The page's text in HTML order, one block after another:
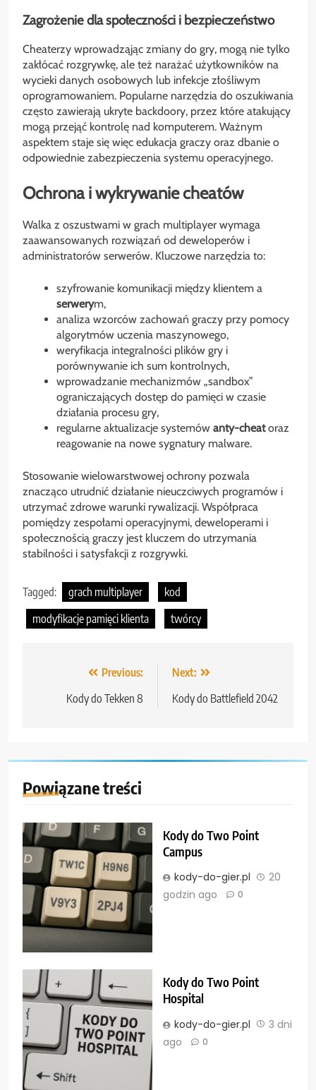
Zagrożenie dla społeczności i bezpieczeństwo
Cheaterzy wprowadząjąc zmiany do gry, mogą nie tylko
zakłócać rozgrywkę, ale też narażać użytkowników na
wycieki danych osobowych lub infekcje złośliwym
oprogramowaniem. Popularne narzędzia do oszukiwania
często zawierają ukryte backdoory, przez które atakujący
mogą przejąć kontrolę nad komputerem. Ważnym
aspektem staje się więc edukacja graczy oraz dbanie o
odpowiednie zabezpieczenia systemu operacyjnego.
Ochrona i wykrywanie cheatów
Walka z oszustwami w grach multiplayer wymaga
zaawansowanych rozwiązań od deweloperów i
administratorów serwerów. Kluczowe narzędzia to:
szyfrowanie komunikacji między klientem a
serwerym,
analiza wzorców zachowań graczy przy pomocy
algorytmów uczenia maszynowego,
weryfikacja integralności plików gry i
porównywanie ich sum kontrolnych,
wprowadzanie mechanizmów „sandbox”
ograniczających dostęp do pamięci w czasie
działania procesu gry,
regularne aktualizacje systemów anty-cheatoraz
reagowanie na nowe sygnatury malware.
Stosowanie wielowarstwowej ochrony pozwala
znacząco utrudnić działanie nieuczciwych programów i
utrzymać zdrowe warunki rywalizacji. Współpraca
pomiędzy zespołami operacyjnymi, deweloperami i
społecznością graczy jest kluczem do utrzymania
stabilności i satysfakcji z rozgrywki.
Tagged: grach multiplayer
kod
modyfikacje pamięci klienta
twórcy
Nawigacja
wpisu
Previous:
Kody do Tekken 8
Next:
Kody do Battlefield 2042
Powiązane treści
Kody do Two Point
Campus
kody-do-gier.pl
20
godzin ago
0
Kody do Two Point
Hospital
kody-do-gier.pl
3 dni
ago
0